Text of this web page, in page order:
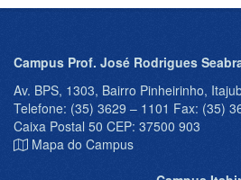
Campus Prof. José Rodrigues
Av. BPS, 1303, Bairro Pinheirinho,
Telefone: (35) 3629 – 1101 Fax: (35)
Caixa Postal 50 CEP: 37500 903
Mapa do Campus